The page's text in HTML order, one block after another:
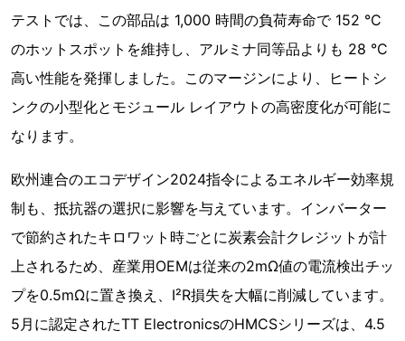
テストでは、この部品は 1,000 時間の負荷寿命で 152 °C
のホットスポットを維持し、アルミナ同等品よりも 28 °C
高い性能を発揮しました。このマージンにより、ヒートシ
ンクの小型化とモジュール レイアウトの高密度化が可能に
なります。
欧州連合のエコデザイン2024指令によるエネルギー効率規
制も、抵抗器の選択に影響を与えています。インバーター
で節約されたキロワット時ごとに炭素会計クレジットが計
上されるため、産業用OEMは従来の2mΩ値の電流検出チッ
プを0.5mΩに置き換え、I²R損失を大幅に削減しています。
5月に認定されたTT ElectronicsのHMCSシリーズは、4.5